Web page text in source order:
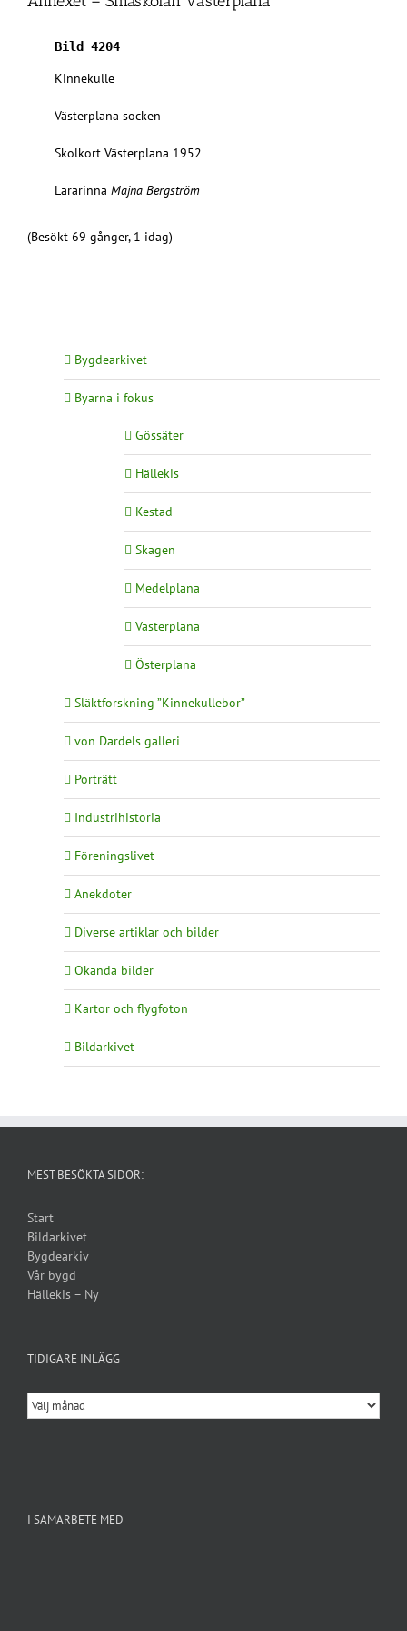
Bild 4204
Kinnekulle
Västerplana socken
Skolkort Västerplana 1952
Lärarinna Majna Bergström
(Besökt 69 gånger, 1 idag)
Bygdearkivet
Byarna i fokus
Gössäter
Hällekis
Kestad
Skagen
Medelplana
Västerplana
Österplana
Släktforskning ”Kinnekullebor”
von Dardels galleri
Porträtt
Industrihistoria
Föreningslivet
Anekdoter
Diverse artiklar och bilder
Okända bilder
Kartor och flygfoton
Bildarkivet
MEST BESÖKTA SIDOR:
Start
Bildarkivet
Bygdearkiv
Vår bygd
Hällekis – Ny
TIDIGARE INLÄGG
Tidigare
inlägg
I SAMARBETE MED